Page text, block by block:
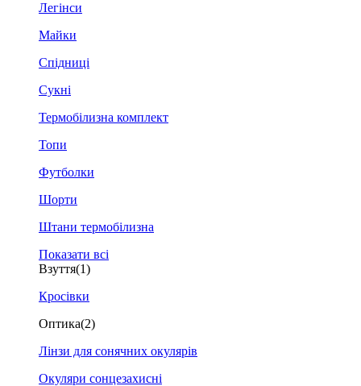
Легінси
Майки
Спідниці
Сукні
Термобілизна комплект
Топи
Футболки
Шорти
Штани термобілизна
Показати всі
Взуття(1)
Кросівки
Оптика(2)
Лінзи для сонячних окулярів
Окуляри сонцезахисні